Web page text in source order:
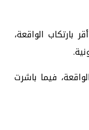
الواقعة،
فيما باشرت